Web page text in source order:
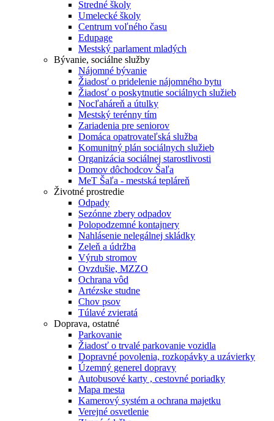
Stredné školy
Umelecké školy
Centrum voľného času
Edupage
Mestský parlament mladých
Bývanie, sociálne služby
Nájomné bývanie
Žiadosť o pridelenie nájomného bytu
Žiadosť o poskytnutie sociálnych služieb
Nocľaháreň a útulky
Mestský terénny tím
Zariadenia pre seniorov
Domáca opatrovateľská služba
Komunitný plán sociálnych služieb
Organizácia sociálnej starostlivosti
Domov dôchodcov Šaľa
MeT Šaľa - mestská tepláreň
Životné prostredie
Odpady
Sezónne zbery odpadov
Polopodzemné kontajnery
Nahlásenie nelegálnej skládky
Zeleň a údržba
Výrub stromov
Ovzdušie, MZZO
Ochrana vôd
Artézske studne
Chov psov
Túlavé zvieratá
Doprava, ostatné
Parkovanie
Žiadosť o trvalé parkovanie vozidla
Dopravné povolenia, rozkopávky a uzávierky
Územný generel dopravy
Autobusové karty , cestovné poriadky
Mapa mesta
Kamerový systém a ochrana majetku
Verejné osvetlenie